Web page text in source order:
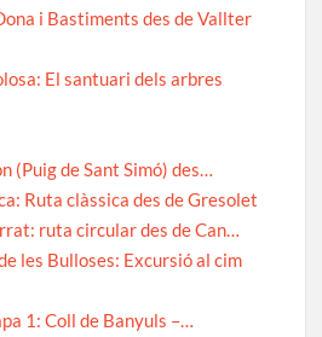
i Bastiments des de Vallter
El santuari dels arbres
(Puig de Sant Simó) des…
Ruta clàssica des de Gresolet
ruta circular des de Can…
les Bulloses: Excursió al cim
1: Coll de Banyuls –…